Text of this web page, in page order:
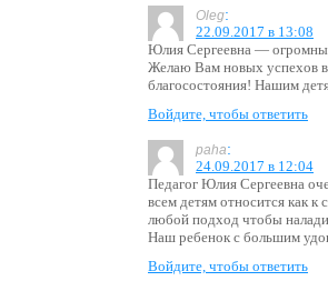
Oleg:
22.09.2017 в 13:08
Юлия Сергеевна —
Желаю Вам новых успехов в
благосостояния! Нашим
Войдите, чтобы ответить
paha:
24.09.2017 в 12:04
Педагог Юлия Сергеевна
всем детям относится как к
любой подход чтобы
Наш ребенок с большим
Войдите, чтобы ответить